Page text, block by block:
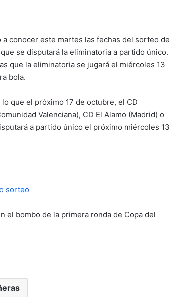
a conocer este martes las fechas del sorteo de
se disputará la eliminatoria a partido único.
que la eliminatoria se jugará el miércoles 13
bola.
que el próximo 17 de octubre, el CD
Valenciana), CD El Alamo (Madrid) o
a partido único el próximo miércoles 13
sorteo
el bombo de la primera ronda de Copa del